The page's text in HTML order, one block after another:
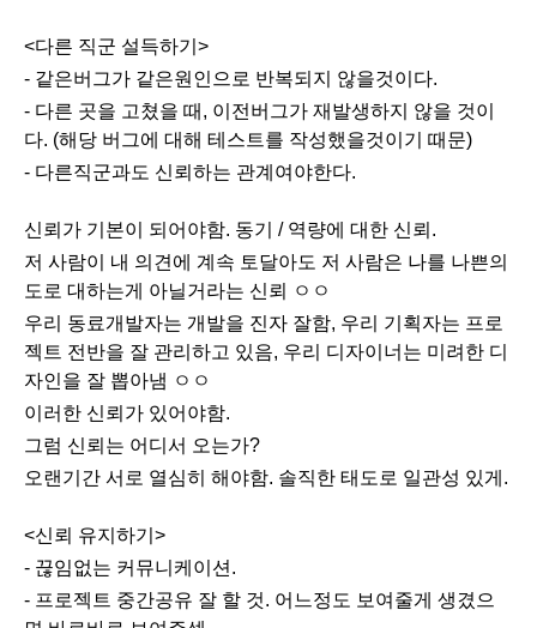
<다른 직군 설득하기>
- 같은버그가 같은원인으로 반복되지 않을것이다.
- 다른 곳을 고쳤을 때, 이전버그가 재발생하지 않을 것이
다. (해당 버그에 대해 테스트를 작성했을것이기 때문)
- 다른직군과도 신뢰하는 관계여야한다.
신뢰가 기본이 되어야함. 동기 / 역량에 대한 신뢰.
저 사람이 내 의견에 계속 토달아도 저 사람은 나를 나쁜의
도로 대하는게 아닐거라는 신뢰 ㅇㅇ
우리 동료개발자는 개발을 진자 잘함, 우리 기획자는 프로
젝트 전반을 잘 관리하고 있음, 우리 디자이너는 미려한 디
자인을 잘 뽑아냄 ㅇㅇ
이러한 신뢰가 있어야함.
그럼 신뢰는 어디서 오는가?
오랜기간 서로 열심히 해야함. 솔직한 태도로 일관성 있게.
<신뢰 유지하기>
- 끊임없는 커뮤니케이션.
- 프로젝트 중간공유 잘 할 것. 어느정도 보여줄게 생겼으